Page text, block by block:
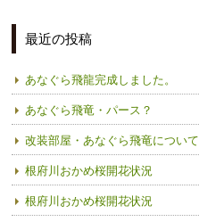
最近の投稿
あなぐら飛龍完成しました。
あなぐら飛竜・パース？
改装部屋・あなぐら飛竜について
根府川おかめ桜開花状況
根府川おかめ桜開花状況